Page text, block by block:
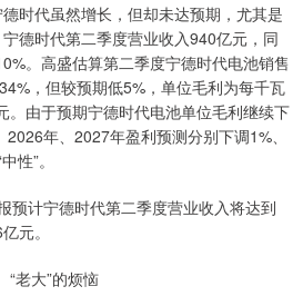
代虽然增长，但却未达预期，尤其是
德时代第二季度营业收入940亿元，同
。高盛估算第二季度宁德时代电池销售
，但较预期低5%，单位毛利为每千瓦
。由于预期宁德时代电池单位毛利继续下
年、2027年盈利预测分别下调1%、
性”。
计宁德时代第二季度营业收入将达到
元。
“老大”的烦恼